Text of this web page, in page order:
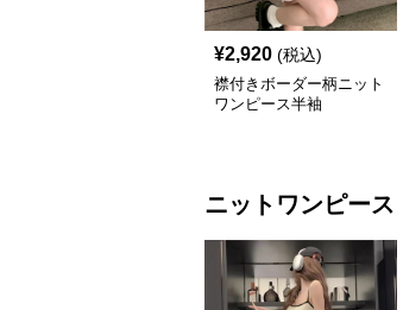
¥2,920 (税込)
襟付きボーダー柄ニット
ワンピース半袖
ニットワンピース